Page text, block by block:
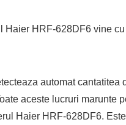
Haier HRF-628DF6 vine
automat
aceste lucruri marunte
Haier HRF-628DF6.